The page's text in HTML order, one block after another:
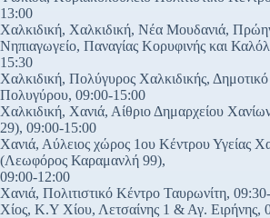
13:00
Χαλκιδική, Χαλκιδική, Νέα Μουδανιά,
Νηπιαγωγείο, Παναγίας Κορυφινής και
15:30
Χαλκιδική, Πολύγυρος Χαλκιδικής,
Πολυγύρου, 09:00-15:00
Χαλκιδική, Χανιά, Αίθριο Δημαρχείου
29), 09:00-15:00
Χανιά, Αύλειος χώρος 1ου Κέντρου Υγείας
(Λεωφόρος Καραμανλή 99),
09:00-12:00
Χανιά, Πολιτιστικό Κέντρο Ταυρωνίτη,
Χίος, Κ.Υ Χίου, Λετσαίνης 1 & Αγ. Ειρήνης,